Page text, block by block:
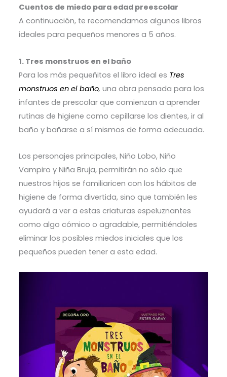
Cuentos de miedo para edad preescolar
A continuación, te recomendamos algunos libros
ideales para pequeños menores a 5 años.
1. Tres monstruos en el baño
Para los más pequeñitos el libro ideal es Tres
monstruos en el baño, una obra pensada para los
infantes de prescolar que comienzan a aprender
rutinas de higiene como cepillarse los dientes, ir al
baño y bañarse a sí mismos de forma adecuada.
Los personajes principales, Niño Lobo, Niño
Vampiro y Niña Bruja, permitirán no sólo que
nuestros hijos se familiaricen con los hábitos de
higiene de forma divertida, sino que también les
ayudará a ver a estas criaturas espeluznantes
como algo cómico o agradable, permitiéndoles
eliminar los posibles miedos iniciales que los
pequeños pueden tener a esta edad.